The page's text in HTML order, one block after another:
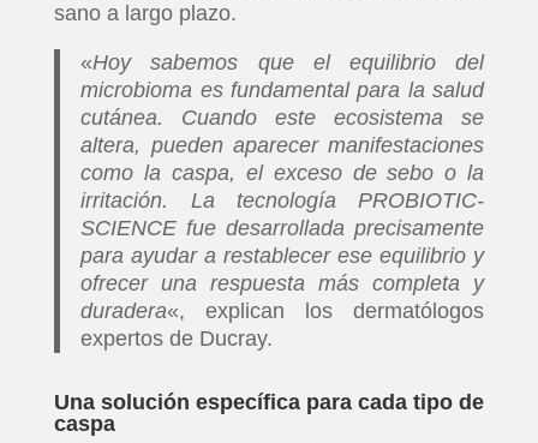
sano a largo plazo.
«Hoy sabemos que el equilibrio del
microbioma es fundamental para la salud
cutánea. Cuando este ecosistema se
altera, pueden aparecer manifestaciones
como la caspa, el exceso de sebo o la
irritación. La tecnología PROBIOTIC-
SCIENCE fue desarrollada precisamente
para ayudar a restablecer ese equilibrio y
ofrecer una respuesta más completa y
duradera«, explican los dermatólogos
expertos de Ducray.
Una solución específica para cada tipo de
caspa